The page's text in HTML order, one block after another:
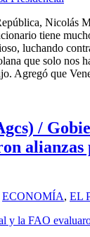
Nicolás
tiene
luchando
que solo nos
Agregó que
/
alianzas
ECONOMÍA, EL